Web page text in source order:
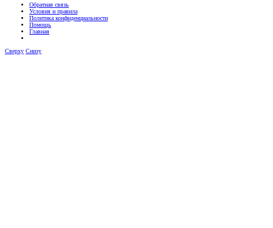
Обратная связь
Условия и правила
Политика конфиденциальности
Помощь
Главная
Сверху Снизу